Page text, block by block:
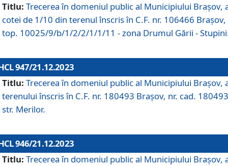
Titlu: Trecerea în domeniul public al Municipiului Braşov,
cotei de 1/10 din terenul înscris în C.F. nr. 106466 Brașov,
top. 10025/9/b/1/2/2/1/1/11 - zona Drumul Gării -
947/21.12.2023
Titlu: Trecerea în domeniul public al Municipiului Braşov,
terenului înscris în C.F. nr. 180493 Brașov, nr. cad.
str. Merilor.
946/21.12.2023
Titlu: Trecerea în domeniul public al Municipiului Braşov,